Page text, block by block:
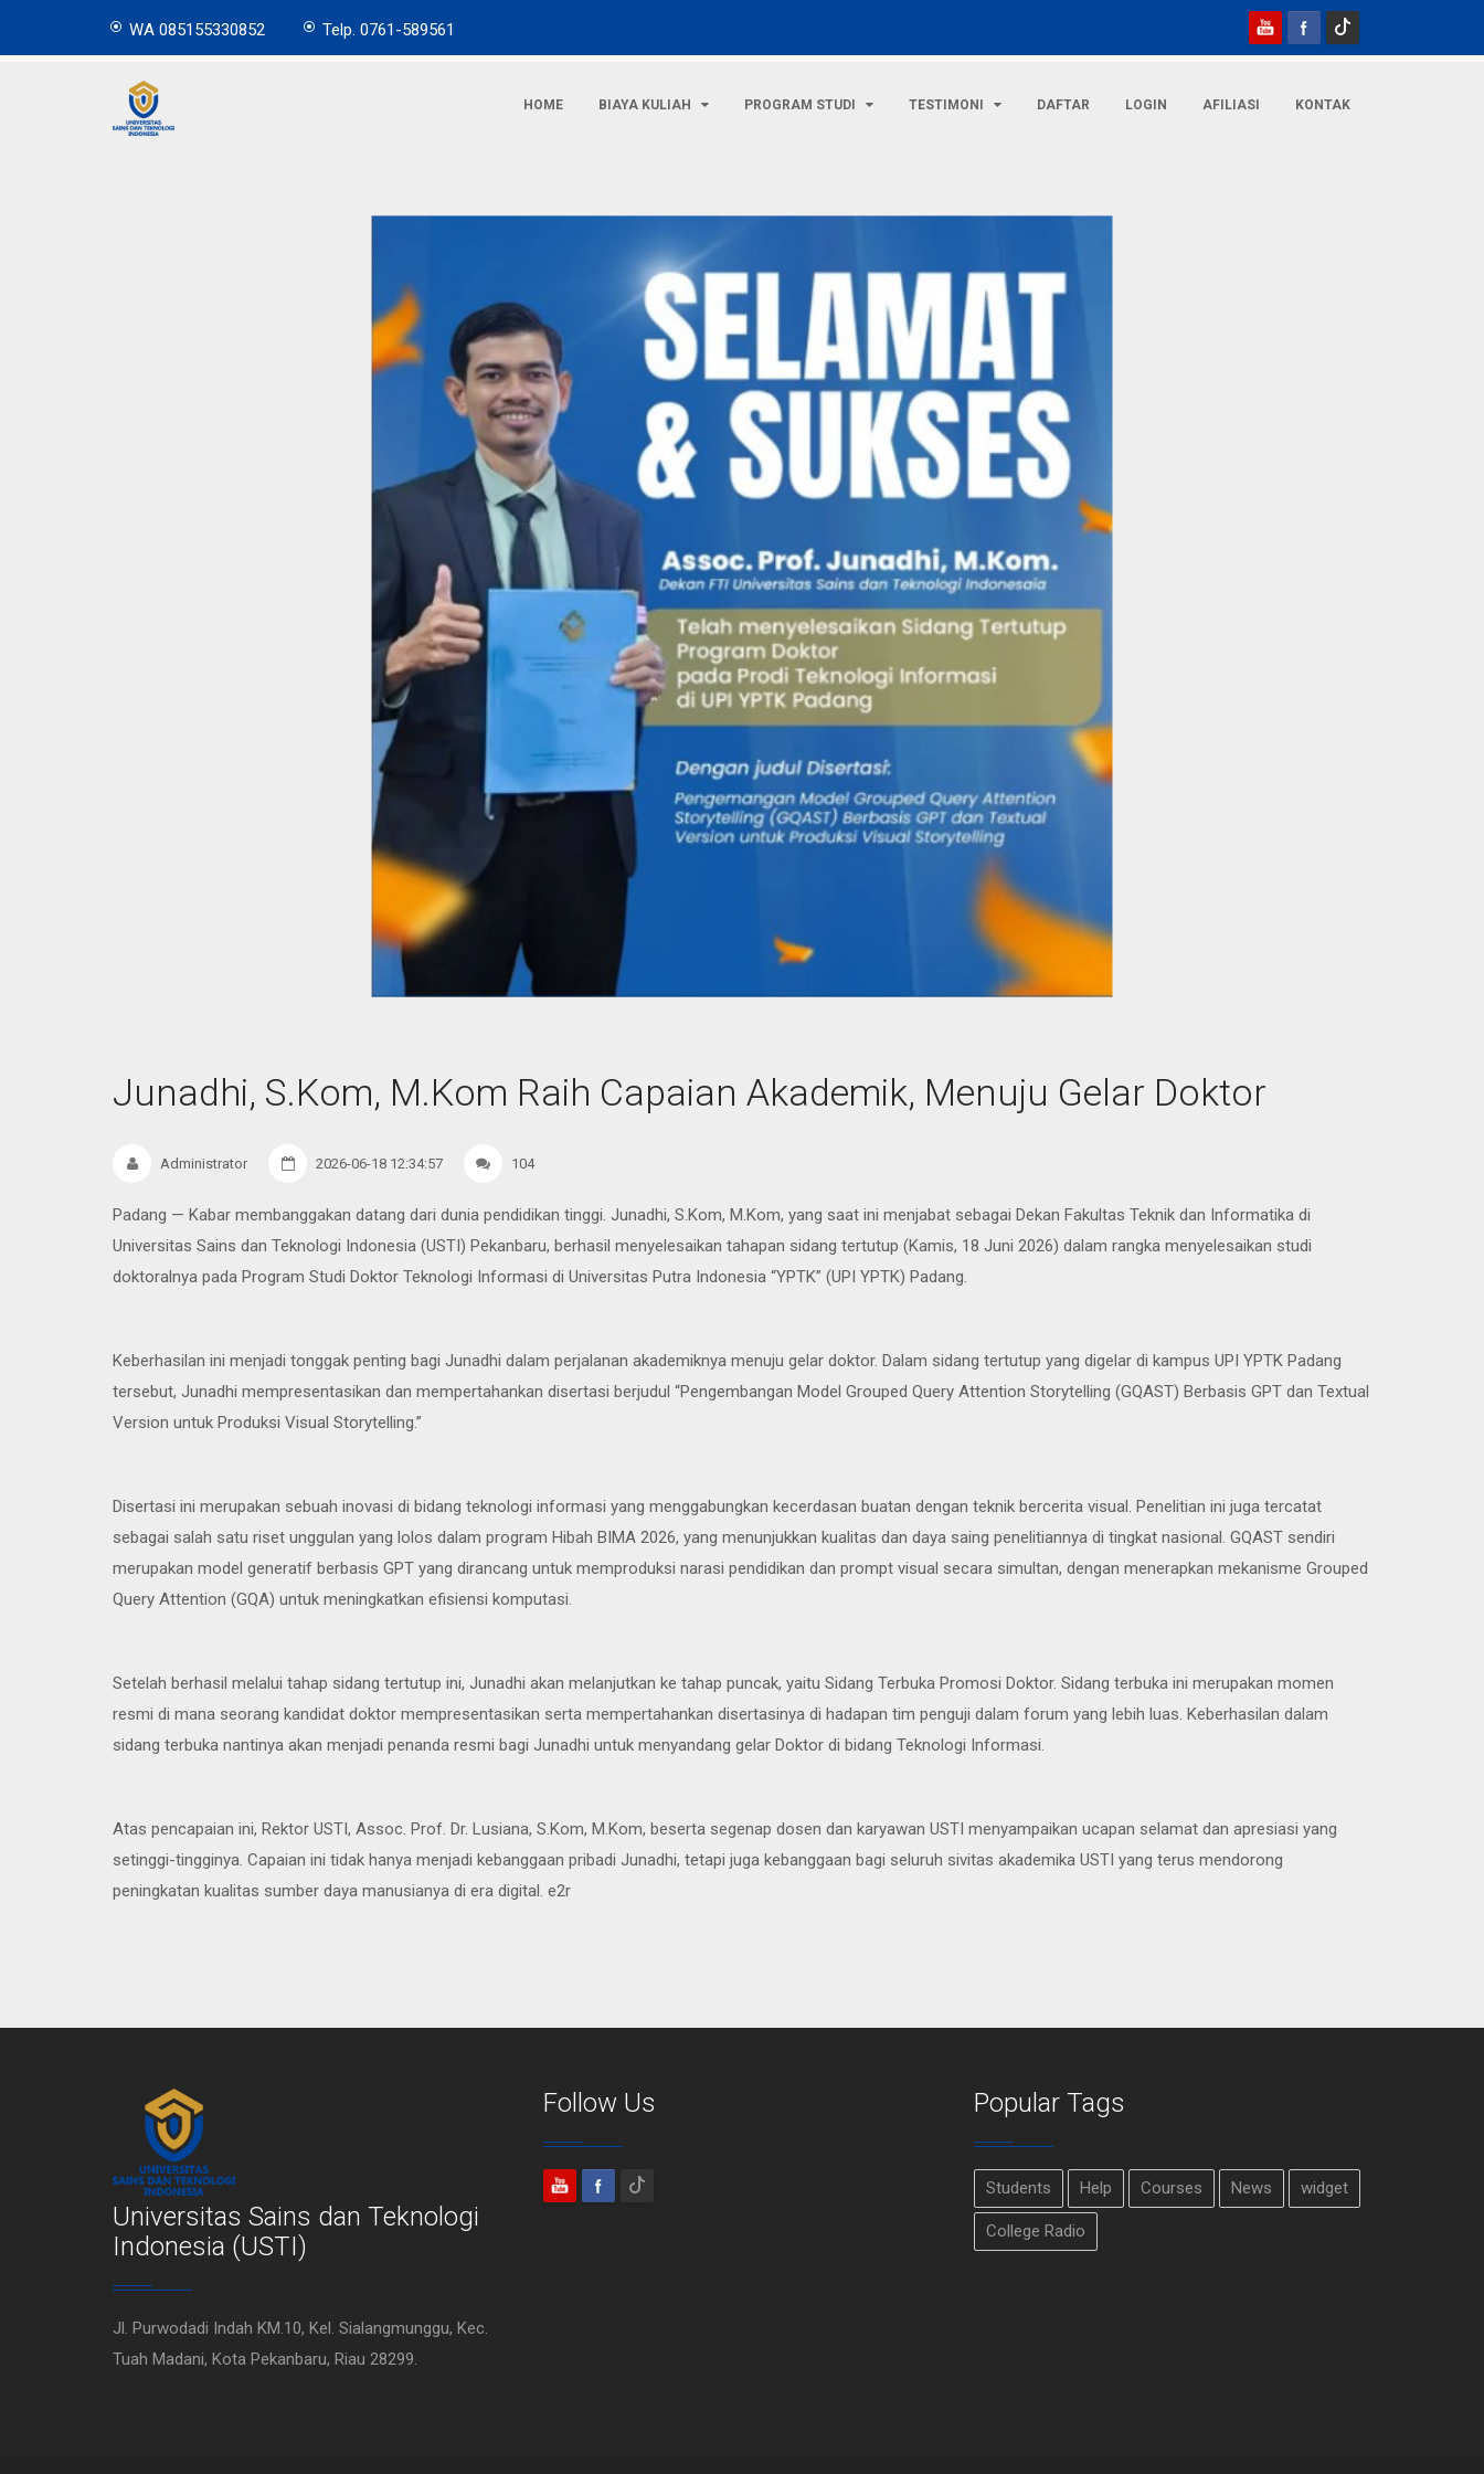
WA 085155330852 Telp. 0761-589561
HOME BIAYA KULIAH PROGRAM STUDI TESTIMONI DAFTAR LOGIN AFILIASI KONTAK
Junadhi, S.Kom, M.Kom Raih Capaian Akademik, Menuju Gelar Doktor
Administrator 2026-06-18 12:34:57 104
Padang — Kabar membanggakan datang dari dunia pendidikan tinggi. Junadhi, S.Kom, M.Kom, yang saat ini menjabat sebagai Dekan Fakultas Teknik dan Informatika di
Universitas Sains dan Teknologi Indonesia (USTI) Pekanbaru, berhasil menyelesaikan tahapan sidang tertutup (Kamis, 18 Juni 2026) dalam rangka menyelesaikan studi
doktoralnya pada Program Studi Doktor Teknologi Informasi di Universitas Putra Indonesia “YPTK” (UPI YPTK) Padang.
Keberhasilan ini menjadi tonggak penting bagi Junadhi dalam perjalanan akademiknya menuju gelar doktor. Dalam sidang tertutup yang digelar di kampus UPI YPTK Padang
tersebut, Junadhi mempresentasikan dan mempertahankan disertasi berjudul “Pengembangan Model Grouped Query Attention Storytelling (GQAST) Berbasis GPT dan Textual
Version untuk Produksi Visual Storytelling.”
Disertasi ini merupakan sebuah inovasi di bidang teknologi informasi yang menggabungkan kecerdasan buatan dengan teknik bercerita visual. Penelitian ini juga tercatat
sebagai salah satu riset unggulan yang lolos dalam program Hibah BIMA 2026, yang menunjukkan kualitas dan daya saing penelitiannya di tingkat nasional. GQAST sendiri
merupakan model generatif berbasis GPT yang dirancang untuk memproduksi narasi pendidikan dan prompt visual secara simultan, dengan menerapkan mekanisme Grouped
Query Attention (GQA) untuk meningkatkan efisiensi komputasi.
Setelah berhasil melalui tahap sidang tertutup ini, Junadhi akan melanjutkan ke tahap puncak, yaitu Sidang Terbuka Promosi Doktor. Sidang terbuka ini merupakan momen
resmi di mana seorang kandidat doktor mempresentasikan serta mempertahankan disertasinya di hadapan tim penguji dalam forum yang lebih luas. Keberhasilan dalam
sidang terbuka nantinya akan menjadi penanda resmi bagi Junadhi untuk menyandang gelar Doktor di bidang Teknologi Informasi.
Atas pencapaian ini, Rektor USTI, Assoc. Prof. Dr. Lusiana, S.Kom, M.Kom, beserta segenap dosen dan karyawan USTI menyampaikan ucapan selamat dan apresiasi yang
setinggi-tingginya. Capaian ini tidak hanya menjadi kebanggaan pribadi Junadhi, tetapi juga kebanggaan bagi seluruh sivitas akademika USTI yang terus mendorong
peningkatan kualitas sumber daya manusianya di era digital. e2r
Universitas Sains dan Teknologi
Indonesia (USTI)
Jl. Purwodadi Indah KM.10, Kel. Sialangmunggu, Kec.
Tuah Madani, Kota Pekanbaru, Riau 28299.
Follow Us Popular Tags
Students Help Courses News widget
College Radio